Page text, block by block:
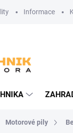
Informace
Motorové pily